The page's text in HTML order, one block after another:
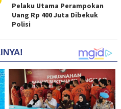
Pelaku Utama Perampokan
Uang Rp 400 Juta Dibekuk
Polisi